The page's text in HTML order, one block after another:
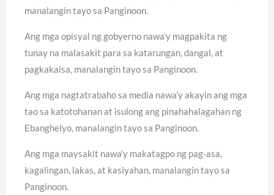
manalangin tayo sa Panginoon.
Ang mga opisyal ng gobyerno nawa’y magpakita ng
tunay na malasakit para sa katarungan, dangal, at
pagkakaisa, manalangin tayo sa Panginoon.
Ang mga nagtatrabaho sa media nawa’y akayin ang mga
tao sa katotohanan at isulong ang pinahahalagahan ng
Ebanghelyo, manalangin tayo sa Panginoon.
Ang mga maysakit nawa’y makatagpo ng pag-asa,
kagalingan, lakas, at kasiyahan, manalangin tayo sa
Panginoon.